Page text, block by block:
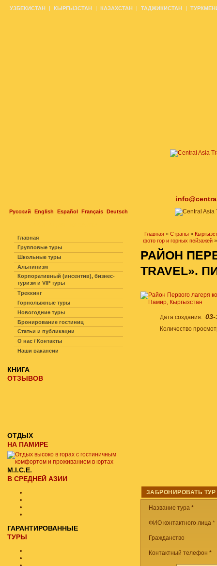
Русский English Español Français Deutsch
УЗБЕКИСТАН КЫРГЫЗСТАН КАЗАХСТАН ТАДЖИКИСТАН
Главная » Страны »
фото гор и горных пейзажей
РАЙОН
TRAVEL».
Дата создания: 03-
Количество
ЗАБРОНИРОВАТЬ ТУР
Название тура *
ФИО контактного лица *
Гражданство
Контактный телефон *
Главная
Групповые туры
Школьные туры
Альпинизм
Корпоративный (инсентив), бизнес-
туризм и VIP туры
Треккинг
Горнолыжные туры
Новогодние туры
Бронирование гостиниц
Статьи и публикации
О нас / Контакты
Наши вакансии
КНИГА
ОТЗЫВОВ
ОТДЫХ
НА ПАМИРЕ
M.I.C.E.
В СРЕДНЕЙ АЗИИ
ГАРАНТИРОВАННЫЕ
ТУРЫ